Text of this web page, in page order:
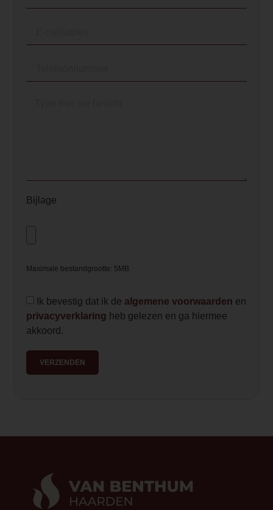
de A8 Style te bedienen via de
smartphone, voor maximaal comfort
Bijlage
Maximale bestandgrootte: 5MB
Ik bevestig dat ik de algemene voorwaarden en
privacyverklaring heb gelezen en ga hiermee
akkoord.
VERZENDEN